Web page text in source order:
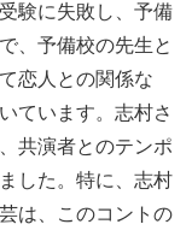
験に失敗し、予備
、予備校の先生と
恋人との関係な
ています。志村さ
共演者とのテンポ
した。特に、志村
は、このコントの